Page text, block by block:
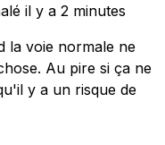
il y a 2 minutes
la voie normale ne
Au pire si ça ne
y a un risque de